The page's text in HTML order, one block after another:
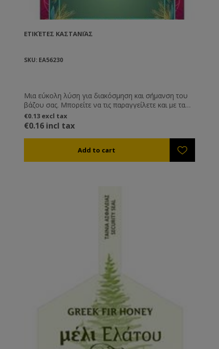
ΕΤΙΚΈΤΕΣ ΚΑΣΤΑΝΙΆΣ
SKU: EA56230
Μια εύκολη λύση για διακόσμηση και σήμανση του
βάζου σας. Μπορείτε να τις παραγγείλετε και με τα
στοιχεία σας εκτυπωμένα, καθώς και ημερομηνία
παραγωγής, λήξης και καθαρό βάρος.
€0.13 excl tax
€0.16 incl tax